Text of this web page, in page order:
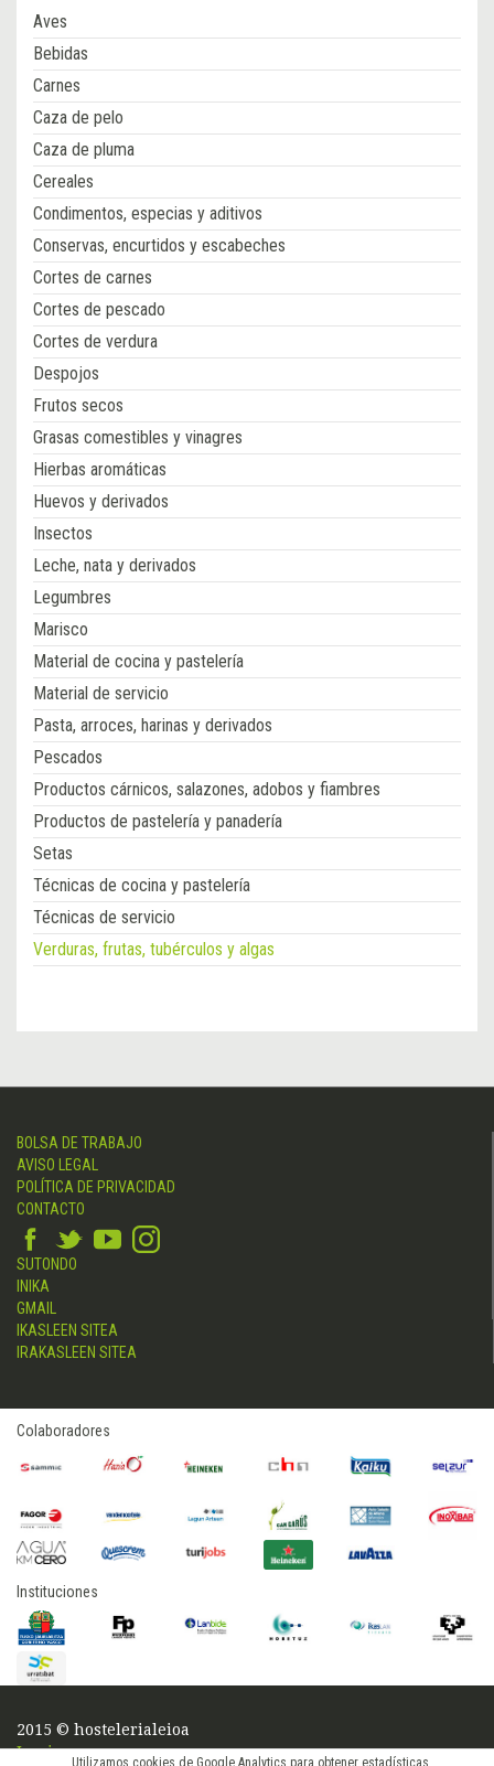
Aves
Bebidas
Carnes
Caza de pelo
Caza de pluma
Cereales
Condimentos, especias y aditivos
Conservas, encurtidos y escabeches
Cortes de carnes
Cortes de pescado
Cortes de verdura
Despojos
Frutos secos
Grasas comestibles y vinagres
Hierbas aromáticas
Huevos y derivados
Insectos
Leche, nata y derivados
Legumbres
Marisco
Material de cocina y pastelería
Material de servicio
Pasta, arroces, harinas y derivados
Pescados
Productos cárnicos, salazones, adobos y fiambres
Productos de pastelería y panadería
Setas
Técnicas de cocina y pastelería
Técnicas de servicio
Verduras, frutas, tubérculos y algas
BOLSA DE TRABAJO
AVISO LEGAL
POLÍTICA DE PRIVACIDAD
CONTACTO
SUTONDO
INIKA
GMAIL
IKASLEEN SITEA
IRAKASLEEN SITEA
Colaboradores
Instituciones
2015 © hostelerialeioa
Log in